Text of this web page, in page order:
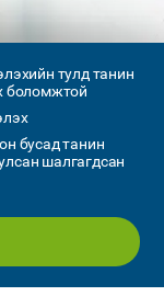
тулд танин
боломжтой
бусад танин
шалгагдсан